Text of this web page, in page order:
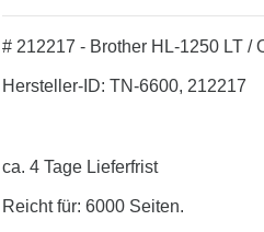
# 212217 - Brother HL-1250 LT /
Hersteller-ID: TN-6600, 212217
ca. 4 Tage Lieferfrist
Reicht für: 6000 Seiten.